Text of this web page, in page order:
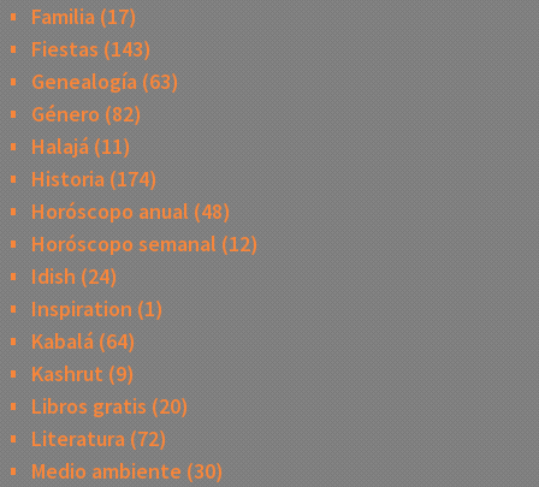
Familia(17)
Fiestas (143)
Genealogía(63)
Género (82)
Halajá(11)
Historia(174)
Horóscopo anual (48)
Horóscopo semanal (12)
Idish (24)
Inspiration (1)
Kabalá(64)
Kashrut (9)
Libros gratis (20)
Literatura(72)
Medio ambiente (30)